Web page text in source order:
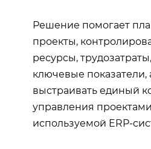
Решение помогает
проекты,
ресурсы,
ключевые показатели,
выстраивать единый
управления
используемой ERP-